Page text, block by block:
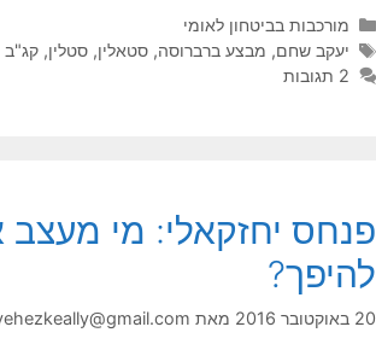
קטגוריות
מורכבות בביטחון לאומי
תגיות
יעקב שחם, מבצע ברברוסה, סטאלין, סטלין, קג"ב
2 תגובות
פנחס יחזקאלי: מי
להיפך?
20 באוקטובר 2016 מאת